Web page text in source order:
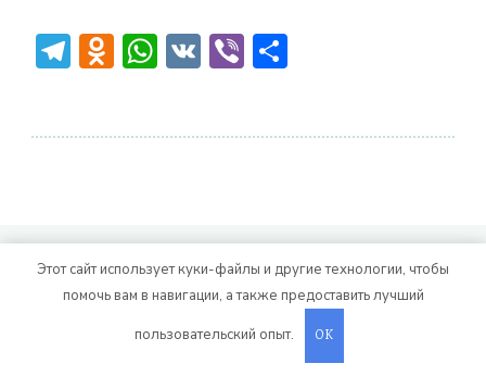
Telegram
Odnoklassniki
WhatsApp
VKViber
© Авторское право 2026 Vitality Life. Все права
защищены.CoachPress Lite | от автора
Blossom Themes. На платформеWordPress
Этот сайт использует куки-файлы и другие технологии, чтобы
помочь вам в навигации, а также предоставить лучший
пользовательский опыт.
OK